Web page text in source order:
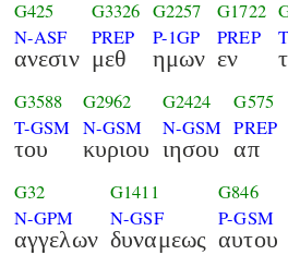
G425
N-ASF
ανεσιν
G3326
PREP
μεθ
G2257
P-1GP
ημων
G1722
PREP
εν
G3588
T-GSM
του
G2962
N-GSM
κυριου
G2424
N-GSM
ιησου
G575
PREP
απ
G32
N-GPM
αγγελων
G1411
N-GSF
δυναμεως
G846
P-GSM
αυτου